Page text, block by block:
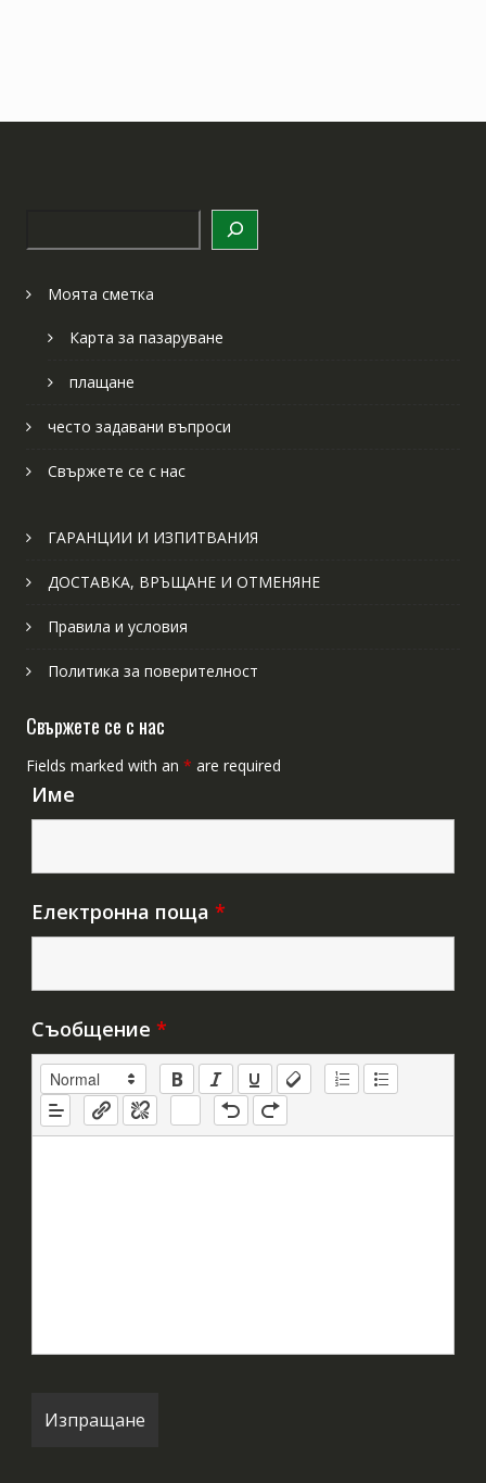
Моята сметка
Карта за пазаруване
плащане
често задавани въпроси
Свържете се с нас
ГАРАНЦИИ И ИЗПИТВАНИЯ
ДОСТАВКА, ВРЪЩАНЕ И ОТМЕНЯНЕ
Правила и условия
Политика за поверителност
Свържете се с нас
Fields marked with an * are required
Име
Електронна поща *
Съобщение *